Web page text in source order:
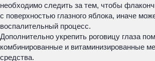
необходимо следить за тем, чтобы
с поверхностью глазного яблока, иначе
воспалительный процесс.
Дополнительно укрепить роговицу глаза
комбинированные и витаминизированные
средства.